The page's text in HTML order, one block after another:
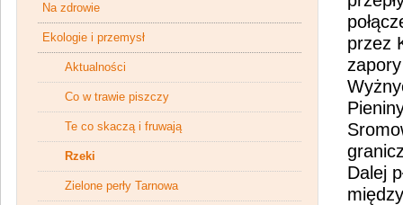
przez
Dalej
Na zdrowie
Ekologie i przemysł
Aktualności
Co w trawie piszczy
Te co skaczą i fruwają
Rzeki
Zielone perły Tarnowa